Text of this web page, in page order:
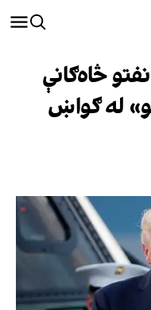
څاه‌ګانې
له ګواښ